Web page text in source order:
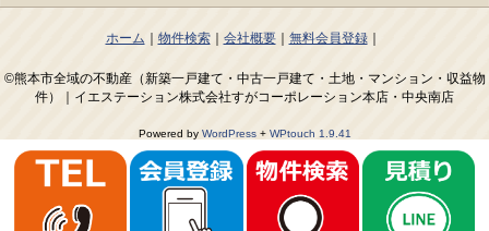
ホーム 物件検索 会社概要 無料会員登録
©熊本市全域の不動産（新築一戸建て・中古一戸建て・土地・マンション・収益物
件）｜イエステーション株式会社すがコーポレーション本店・中央南店
Powered by WordPress+ WPtouch 1.9.41